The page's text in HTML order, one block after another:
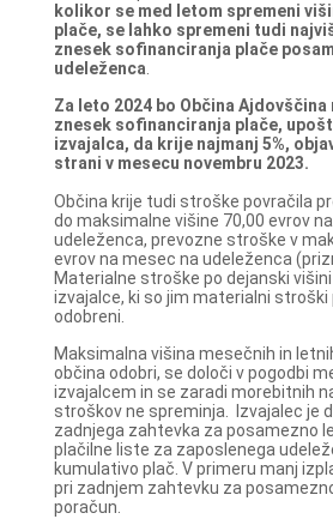
kolikor se med letom spremeni
plače, se lahko spremeni tudi
znesek sofinanciranja plače
udeleženca
Za leto 2024 bo Občina
znesek sofinanciranja plače,
izvajalca, da krije najmanj 5%,
strani v mesecu novembru 2023.
Občina krije tudi stroške povračila
do maksimalne višine 70,00 evrov
udeleženca, prevozne stroške v
evrov na mesec na udeleženca
Materialne stroške po dejanski
izvajalce, ki so jim materialni stroški
odobreni.
Maksimalna višina mesečnih in
občina odobri, se določi v pogodbi
izvajalcem in se zaradi morebitnih
stroškov ne spreminja. Izvajalec je
zadnjega zahtevka za posamezno
plačilne liste za zaposlenega
kumulativo plač. V primeru manj
pri zadnjem zahtevku za
poračun.